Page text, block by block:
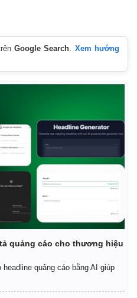
Google Search. Xem hướng
quảng cáo cho thương hiệu
quảng cáo bằng AI giúp